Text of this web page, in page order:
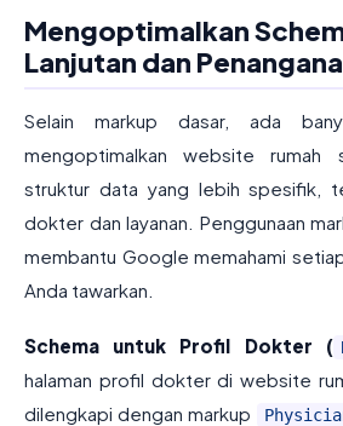
Mengoptimalkan
Lanjutan dan
Selain markup dasar, ada
mengoptimalkan website rumah
struktur data yang lebih spesifik,
dokter dan layanan. Penggunaan
membantu Google memahami
Anda tawarkan.
Schema untuk Profil Dokter (
halaman profil dokter di website
dilengkapi dengan markup